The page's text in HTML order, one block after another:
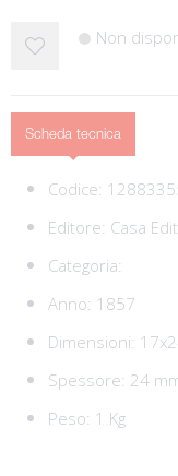
Non
Scheda tecnica
Codice:
Editore: Casa
Categoria:
Anno: 1857
Dimensioni:
Spessore: 24
Peso: 1 Kg